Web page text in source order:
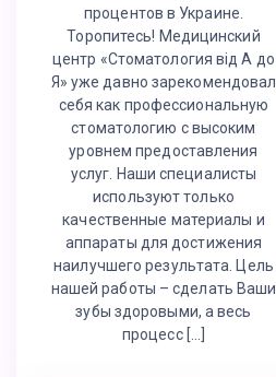
процентов в Украине.
Торопитесь! Медицинский
центр «Стоматология від А до
Я» уже давно зарекомендовал
себя как профессиональную
стоматологию с высоким
уровнем предоставления
услуг. Наши специалисты
используют только
качественные материалы и
аппараты для достижения
наилучшего результата. Цель
нашей работы – сделать Ваши
зубы здоровыми, а весь
процесс […]